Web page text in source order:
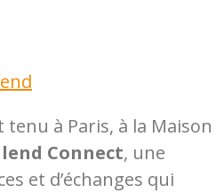
tenu à Paris, à la Maison
Connect, une
et d’échanges qui